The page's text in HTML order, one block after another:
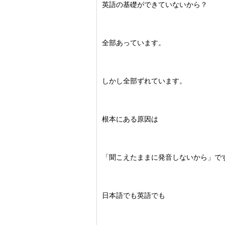
英語の基礎ができていないから？
全部あっています。
しかし全部ずれています。
根本にある原因は
「聞こえたままに発音しないから」で
日本語でも英語でも